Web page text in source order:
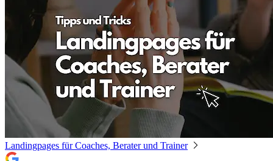
Landingpages für Coaches, Berater und Trainer